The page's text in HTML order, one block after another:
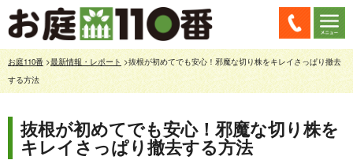
お庭110番>最新情報・レポート >抜根が初めてでも安心！邪魔な切り株をキレイさっぱり撤去
する方法
抜根が初めてでも安心！邪魔な切り株を
キレイさっぱり撤去する方法